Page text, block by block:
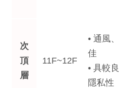
次
頂
層
11F~12F
• 通風
佳
• 具較
隱私性